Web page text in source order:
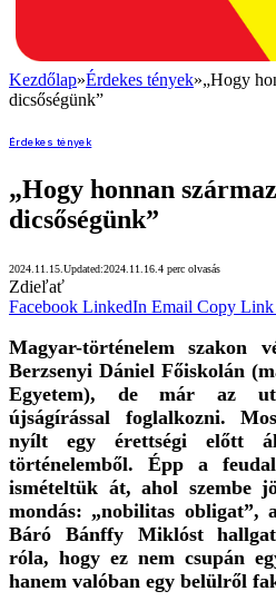
Kezdőlap»Érdekes tények»„Hogy
dicsőségünk”
Érdekes tények
„Hogy honnan
dicsőségünk”
2024.11.15. Updated:2024.11.16. 4 perc olvasás
Zdieľať
Facebook LinkedIn Email Copy Link
Magyar-történelem szakon
Berzsenyi Dániel Főiskolán
Egyetem), de már az
újságírással foglalkozni.
nyílt egy érettségi előtt
történelemből. Épp a
ismételtük át, ahol szembe
mondás: „nobilitas obligat”,
Báró Bánffy Miklóst
róla, hogy ez nem csupán
hanem valóban egy belülről